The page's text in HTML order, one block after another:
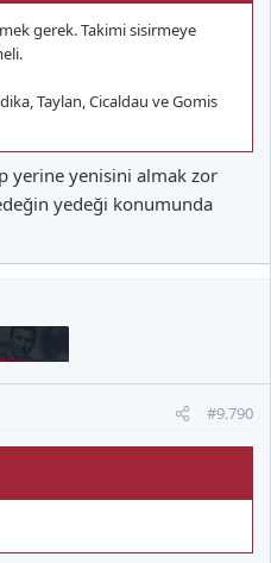
gerek. Takimi sisirmeye
Taylan, Cicaldau ve Gomis
yerine yenisini almak zor
yedeği konumunda
#9.790